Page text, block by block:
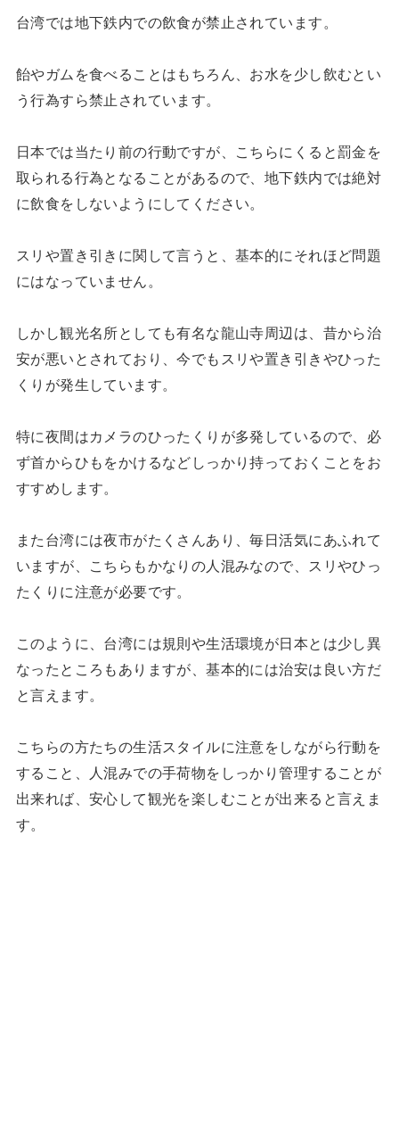
台湾では地下鉄内での飲食が禁止されています。
飴やガムを食べることはもちろん、お水を少し飲むとい
う行為すら禁止されています。
日本では当たり前の行動ですが、こちらにくると罰金を
取られる行為となることがあるので、地下鉄内では絶対
に飲食をしないようにしてください。
スリや置き引きに関して言うと、基本的にそれほど問題
にはなっていません。
しかし観光名所としても有名な龍山寺周辺は、昔から治
安が悪いとされており、今でもスリや置き引きやひった
くりが発生しています。
特に夜間はカメラのひったくりが多発しているので、必
ず首からひもをかけるなどしっかり持っておくことをお
すすめします。
また台湾には夜市がたくさんあり、毎日活気にあふれて
いますが、こちらもかなりの人混みなので、スリやひっ
たくりに注意が必要です。
このように、台湾には規則や生活環境が日本とは少し異
なったところもありますが、基本的には治安は良い方だ
と言えます。
こちらの方たちの生活スタイルに注意をしながら行動を
すること、人混みでの手荷物をしっかり管理することが
出来れば、安心して観光を楽しむことが出来ると言えま
す。